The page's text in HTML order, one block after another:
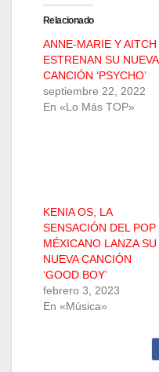
Relacionado
ANNE-MARIE Y AITCH
ESTRENAN SU NUEVA
CANCIÓN ‘PSYCHO’
septiembre 22, 2022
En «Lo Más TOP»
KENIA OS, LA
SENSACIÓN DEL POP
MÉXICANO LANZA SU
NUEVA CANCIÓN
‘GOOD BOY’
febrero 3, 2023
En «Música»